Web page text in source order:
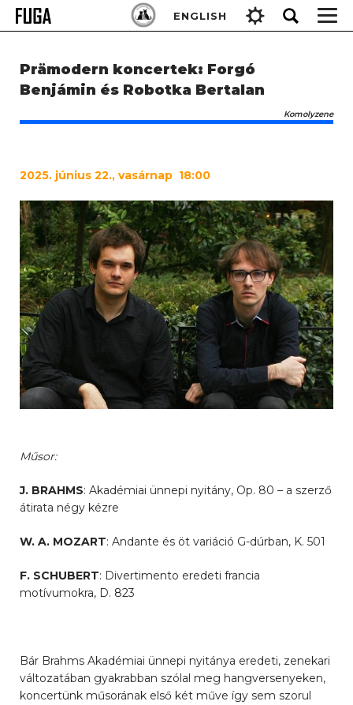
Skip
ENGLISH
Keresés:
Prämodern koncertek: Forgó
Benjámin és Robotka Bertalan
Komolyzene
2025. június 22., vasárnap 18:00
Műsor:
J. BRAHMS: Akadémiai ünnepi nyitány, Op. 80 – a szerző
átirata négy kézre
W. A. MOZART: Andante és öt variáció G-dúrban, K. 501
F. SCHUBERT: Divertimento eredeti francia
motívumokra, D. 823
Bár Brahms Akadémiai ünnepi nyitánya eredeti, zenekari
változatában gyakrabban szólal meg hangversenyeken,
koncertünk műsorának első két műve így sem szorul